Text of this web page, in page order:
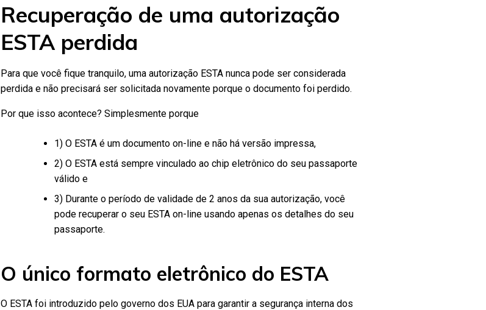
Recuperação de uma autorização
ESTA perdida
Para que você fique tranquilo, uma autorização ESTA nunca pode ser considerada
perdida e não precisará ser solicitada novamente porque o documento foi perdido.
Por que isso acontece? Simplesmente porque
1) O ESTA é um documento on-line e não há versão impressa,
2) O ESTA está sempre vinculado ao chip eletrônico do seu passaporte
válido e
3) Durante o período de validade de 2 anos da sua autorização, você
pode recuperar o seu ESTA on-line usando apenas os detalhes do seu
passaporte.
O único formato eletrônico do ESTA
O ESTA foi introduzido pelo governo dos EUA para garantir a segurança interna dos